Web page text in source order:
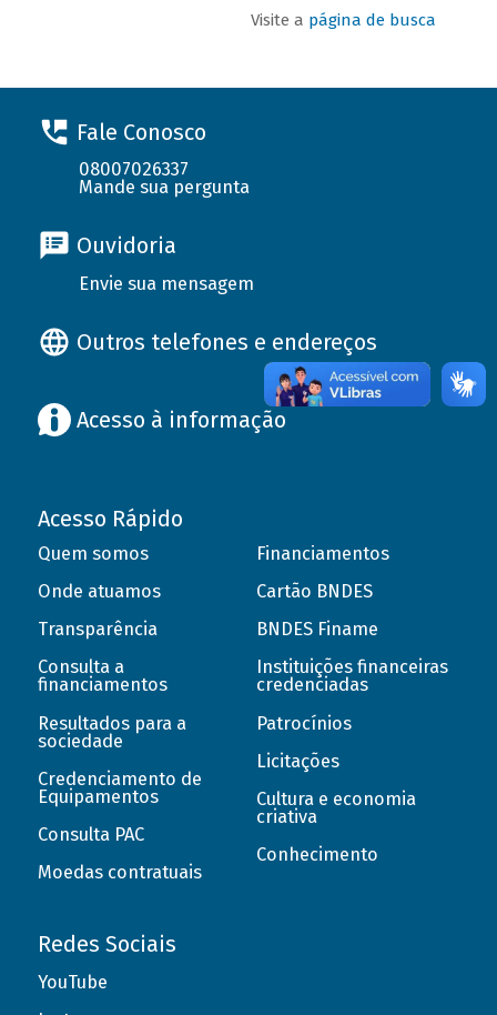
Visite a página de busca
Fale Conosco
08007026337
Mande sua pergunta
Ouvidoria
Envie sua mensagem
Outros telefones e endereços
Acesso à informação
Acesso Rápido
Quem somos
Onde atuamos
Transparência
Consulta a
financiamentos
Resultados para a
sociedade
Credenciamento de
Equipamentos
Consulta PAC
Moedas contratuais
Financiamentos
Cartão BNDES
BNDES Finame
Instituições financeiras
credenciadas
Patrocínios
Licitações
Cultura e economia
criativa
Conhecimento
Redes Sociais
YouTube